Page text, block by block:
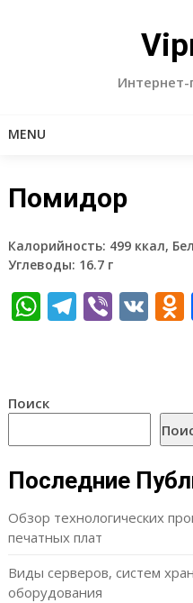
MENU
Помидор
Калорийность: 499 ккал,
Углеводы: 16.7 г
WhatsApp
Viber
VK
Поиск
Последние
Обзор технологических
печатных плат
Виды серверов, систем
оборудования